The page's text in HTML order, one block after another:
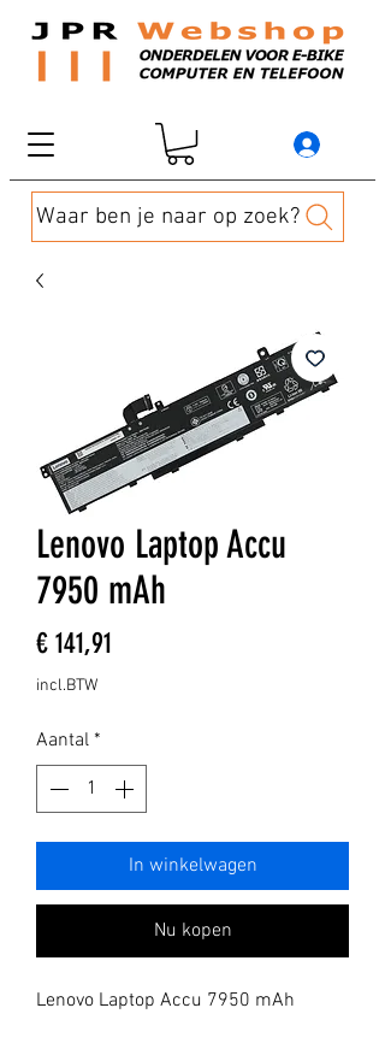
Waar ben je naar op zoek?
Lenovo Laptop Accu
7950 mAh
€ 141,91
incl.BTW
Aantal *
In winkelwagen
Nu kopen
Lenovo Laptop Accu 7950 mAh